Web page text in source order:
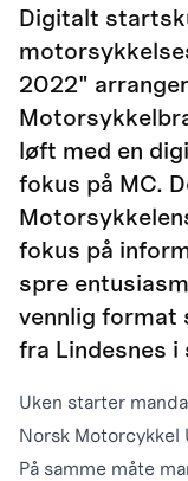
Digitalt
2022"
løft med en
fokus på MC.
fokus på
spre
vennlig format
fra Lindesnes
Uken starter
Norsk Motorcykkel
På samme måte